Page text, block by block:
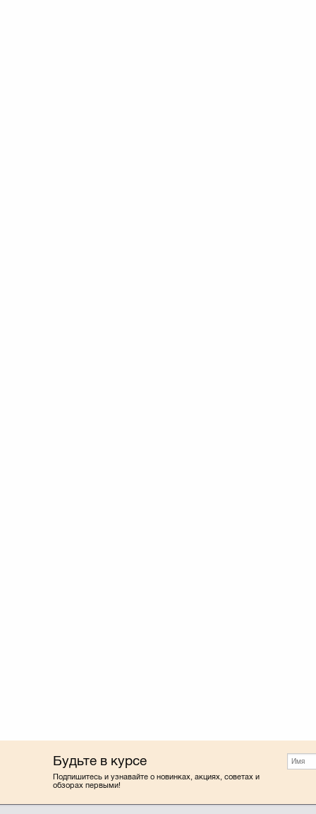
Будьте в курсе
Подпишитесь и узнавайте о новинках, акциях, советах и
обзорах первыми!